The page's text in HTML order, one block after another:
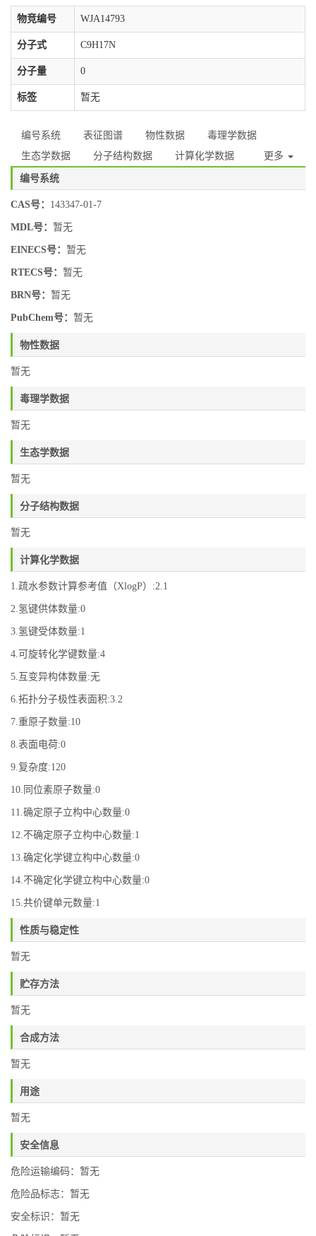
物竞编号 WJA14793
分子式 C9H17N
分子量 0
标签 暂无
编号系统 表征图谱 物性数据
毒理学数据
生态学数据
分子结构数据 计算化学数据 更多
编号系统
CAS号： 143347-01-7
MDL号： 暂无
EINECS号： 暂无
RTECS号： 暂无
BRN号： 暂无
PubChem号： 暂无
物性数据
暂无
毒理学数据
暂无
生态学数据
暂无
分子结构数据
暂无
计算化学数据
1.疏水参数计算参考值（XlogP）:2.1
2.氢键供体数量:0
3.氢键受体数量:1
4.可旋转化学键数量:4
5.互变异构体数量:无
6.拓扑分子极性表面积:3.2
7.重原子数量:10
8.表面电荷:0
9.复杂度:120
10.同位素原子数量:0
11.确定原子立构中心数量:0
12.不确定原子立构中心数量:1
13.确定化学键立构中心数量:0
14.不确定化学键立构中心数量:0
15.共价键单元数量:1
性质与稳定性
暂无
贮存方法
暂无
合成方法
暂无
用途
暂无
安全信息
危险运输编码：暂无
危险品标志：暂无
安全标识：暂无